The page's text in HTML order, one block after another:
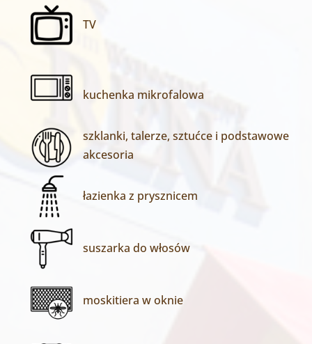
TV
kuchenka mikrofalowa
szklanki, talerze, sztućce i podstawowe
akcesoria
łazienka z prysznicem
suszarka do włosów
moskitiera w oknie